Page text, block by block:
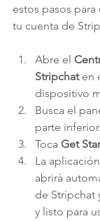
estos pasos
tu cuenta de
Abre el
Stripchat en
dispositivo
Busca el
parte inferior.
Toca Get
La
abrirá
de Stripchat
y listo para